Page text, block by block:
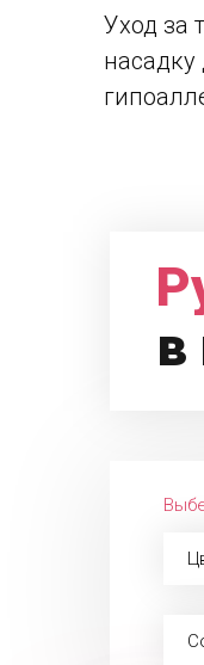
Уход за
в